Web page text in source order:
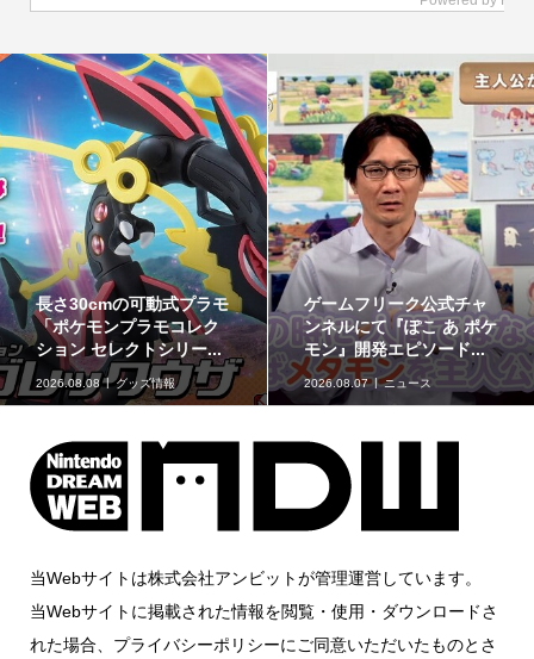
最初のパートナーポケモ
ンなど30種！「ポケット
モンスター30周年 ミニ...
2026.08.07 グッズ情報
ポケモンの姿のソフビ貯
金箱「ポケモンコインバ
ンク」に、ゲンガーな...
2026.08.07 グッズ情報
当Webサイトは株式会社アンビットが管理運営しています。
当Webサイトに掲載された情報を閲覧・使用・ダウンロードさ
れた場合、プライバシーポリシーにご同意いただいたものとさ